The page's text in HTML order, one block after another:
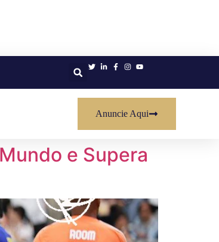
Anuncie Aqui
e Supera